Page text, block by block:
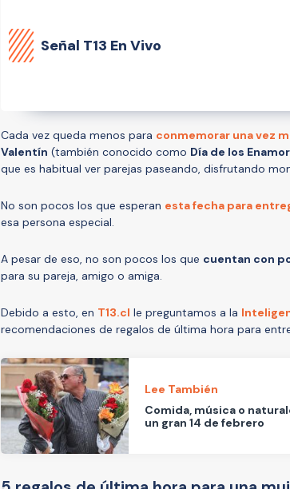
Señal T13 En Vivo
Cada vez queda menos para conmemorar una vez
Valentín (también conocido como Día de los
que es habitual ver parejas paseando, disfrutando
No son pocos los que esperan esta fecha para
esa persona especial.
A pesar de eso, no son pocos los que cuentan con
para su pareja, amigo o amiga.
Debido a esto, en T13.cl le preguntamos a la
recomendaciones de regalos de última hora para
Lee También
Comida, música o
un gran 14 de febrero